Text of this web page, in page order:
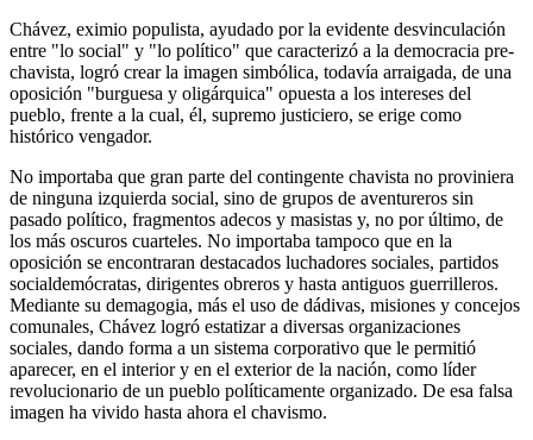
Chávez, eximio populista, ayudado por la evidente desvinculación
entre "lo social" y "lo político" que caracterizó a la democracia pre-
chavista, logró crear la imagen simbólica, todavía arraigada, de una
oposición "burguesa y oligárquica" opuesta a los intereses del
pueblo, frente a la cual, él, supremo justiciero, se erige como
histórico vengador.
No importaba que gran parte del contingente chavista no proviniera
de ninguna izquierda social, sino de grupos de aventureros sin
pasado político, fragmentos adecos y masistas y, no por último, de
los más oscuros cuarteles. No importaba tampoco que en la
oposición se encontraran destacados luchadores sociales, partidos
socialdemócratas, dirigentes obreros y hasta antiguos guerrilleros.
Mediante su demagogia, más el uso de dádivas, misiones y concejos
comunales, Chávez logró estatizar a diversas organizaciones
sociales, dando forma a un sistema corporativo que le permitió
aparecer, en el interior y en el exterior de la nación, como líder
revolucionario de un pueblo políticamente organizado. De esa falsa
imagen ha vivido hasta ahora el chavismo.